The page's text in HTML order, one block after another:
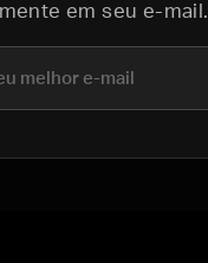
em seu e-mail.